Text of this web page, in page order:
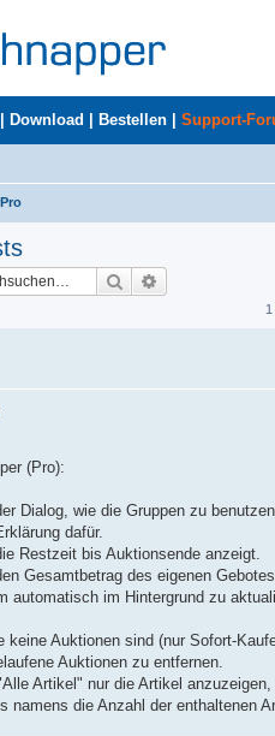
Download Bestellen Support-
Suche
(Pro):
Dialog, wie die Gruppen zu
dafür.
Restzeit bis Auktionsende anzeigt.
Gesamtbetrag des eigenen
automatisch im Hintergrund zu
Auktionen sind (nur Sofort-
Auktionen zu entfernen.
Artikel" nur die Artikel
namens die Anzahl der enthaltenen